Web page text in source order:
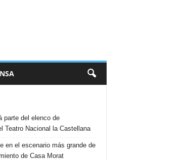
parte del elenco de
Teatro Nacional la Castellana
en el escenario más grande de
de Casa Morat